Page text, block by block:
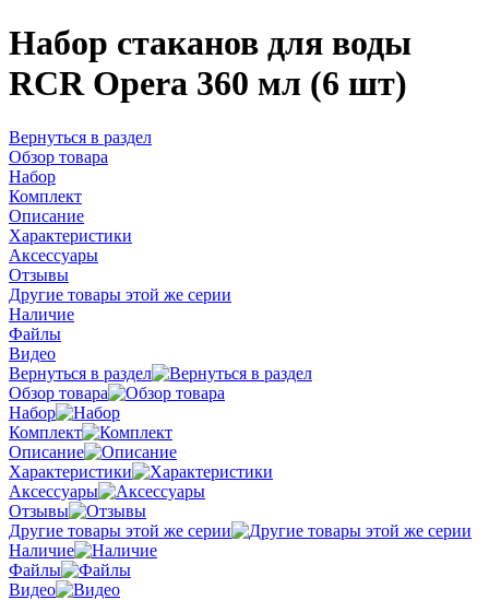
Набор стаканов для воды
RCR Opera 360 мл (6 шт)
Вернуться в раздел
Обзор товара
Набор
Комплект
Описание
Характеристики
Аксессуары
Отзывы
Другие товары этой же серии
Наличие
Файлы
Видео
Вернуться в раздел
Обзор товара
Набор
Комплект
Описание
Характеристики
Аксессуары
Отзывы
Другие товары этой же серии
Наличие
Файлы
Видео